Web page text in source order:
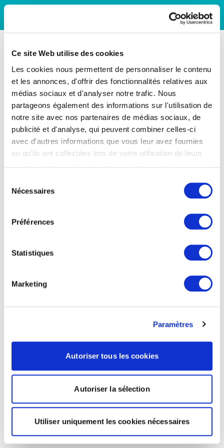
Ce site Web utilise des cookies
Les cookies nous permettent de personnaliser le contenu
et les annonces, d'offrir des fonctionnalités relatives aux
médias sociaux et d'analyser notre trafic. Nous
partageons également des informations sur l'utilisation de
notre site avec nos partenaires de médias sociaux, de
publicité et d'analyse, qui peuvent combiner celles-ci
avec d'autres informations que vous leur avez fournies
ou qu'ils ont collectées lors de votre utilisation de leurs
Nécessaires
Préférences
Statistiques
Marketing
Paramètres
Autoriser tous les cookies
Autoriser la sélection
Utiliser uniquement les cookies nécessaires